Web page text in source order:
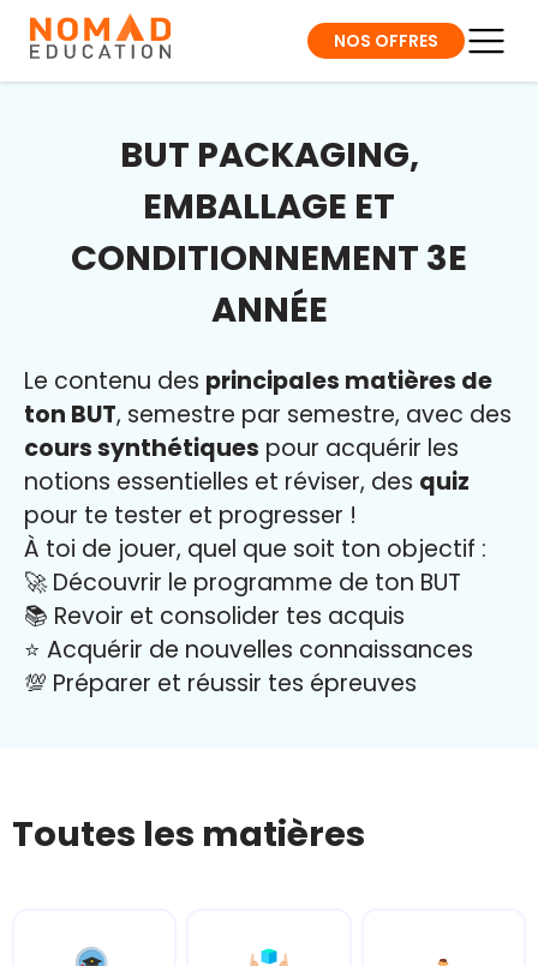
NOS OFFRES
BUT PACKAGING,
EMBALLAGE ET
CONDITIONNEMENT 3E
ANNÉE
Le contenu des principales matières de
ton BUT, semestre par semestre, avec des
cours synthétiques pour acquérir les
notions essentielles et réviser, des quiz
pour te tester et progresser !
À toi de jouer, quel que soit ton objectif :
🚀 Découvrir le programme de ton BUT
📚 Revoir et consolider tes acquis
⭐️ Acquérir de nouvelles connaissances
💯 Préparer et réussir tes épreuves
Toutes les matières